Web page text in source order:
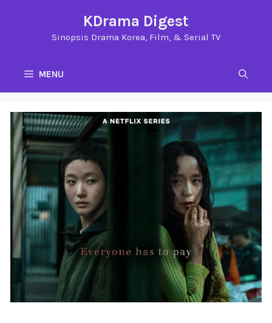
KDrama Digest
Sinopsis Drama Korea, Film, & Serial TV
MENU